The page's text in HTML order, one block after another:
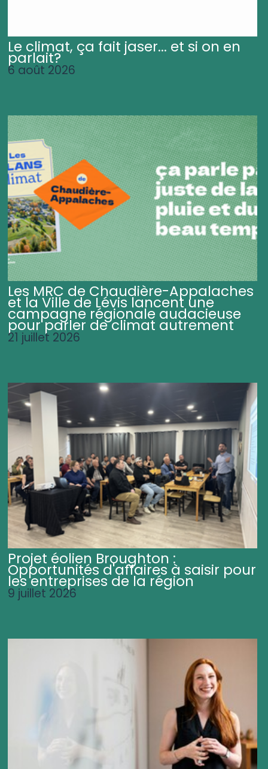
Le climat, ça fait jaser... et si on en
parlait?
6 août 2026
Les MRC de Chaudière-Appalaches
et la Ville de Lévis lancent une
campagne régionale audacieuse
pour parler de climat autrement
21 juillet 2026
Projet éolien Broughton :
Opportunités d'affaires à saisir pour
les entreprises de la région
9 juillet 2026